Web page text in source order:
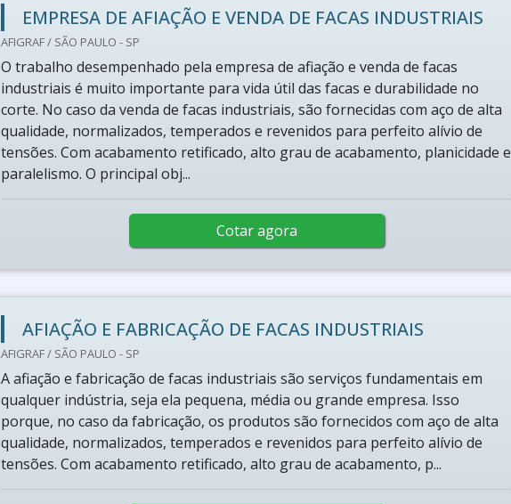
EMPRESA DE AFIAÇÃO E VENDA DE FACAS INDUSTRIAIS
AFIGRAF / SÃO PAULO - SP
O trabalho desempenhado pela empresa de afiação e venda de facas
industriais é muito importante para vida útil das facas e durabilidade no
corte. No caso da venda de facas industriais, são fornecidas com aço de alta
qualidade, normalizados, temperados e revenidos para perfeito alívio de
tensões. Com acabamento retificado, alto grau de acabamento, planicidade e
paralelismo. O principal obj...
Cotar agora
AFIAÇÃO E FABRICAÇÃO DE FACAS INDUSTRIAIS
AFIGRAF / SÃO PAULO - SP
A afiação e fabricação de facas industriais são serviços fundamentais em
qualquer indústria, seja ela pequena, média ou grande empresa. Isso
porque, no caso da fabricação, os produtos são fornecidos com aço de alta
qualidade, normalizados, temperados e revenidos para perfeito alívio de
tensões. Com acabamento retificado, alto grau de acabamento, p...